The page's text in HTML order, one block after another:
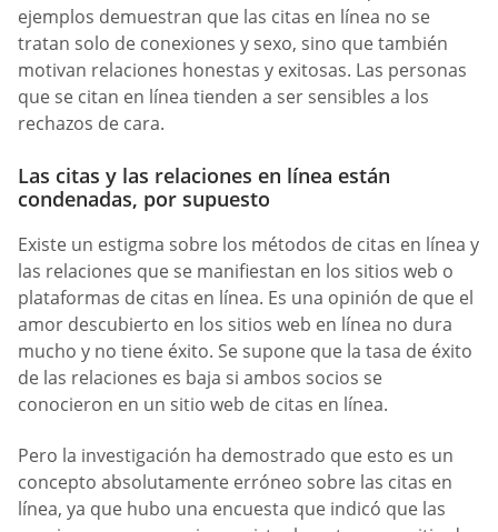
ejemplos demuestran que las citas en línea no se
tratan solo de conexiones y sexo, sino que también
motivan relaciones honestas y exitosas. Las personas
que se citan en línea tienden a ser sensibles a los
rechazos de cara.
Las citas y las relaciones en línea están
condenadas, por supuesto
Existe un estigma sobre los métodos de citas en línea y
las relaciones que se manifiestan en los sitios web o
plataformas de citas en línea. Es una opinión de que el
amor descubierto en los sitios web en línea no dura
mucho y no tiene éxito. Se supone que la tasa de éxito
de las relaciones es baja si ambos socios se
conocieron en un sitio web de citas en línea.
Pero la investigación ha demostrado que esto es un
concepto absolutamente erróneo sobre las citas en
línea, ya que hubo una encuesta que indicó que las